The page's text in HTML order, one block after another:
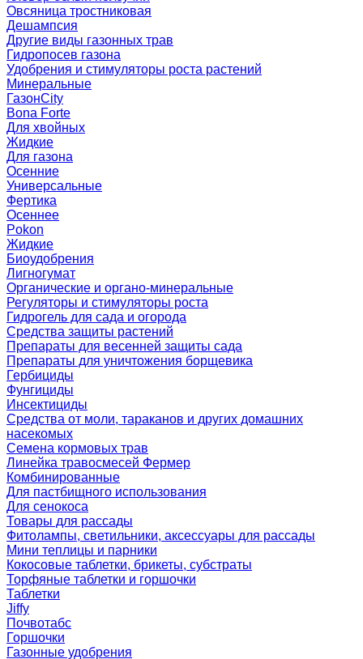
Овсяница тростниковая
Дешампсия
Другие виды газонных трав
Гидропосев газона
Удобрения и стимуляторы роста растений
Минеральные
ГазонCity
Bona Forte
Для хвойных
Жидкие
Для газона
Осенние
Универсальные
Фертика
Осеннее
Pokon
Жидкие
Биоудобрения
Лигногумат
Органические и органо-минеральные
Регуляторы и стимуляторы роста
Гидрогель для сада и огорода
Средства защиты растений
Препараты для весенней защиты сада
Препараты для уничтожения борщевика
Гербициды
Фунгициды
Инсектициды
Средства от моли, тараканов и других домашних
насекомых
Семена кормовых трав
Линейка травосмесей Фермер
Комбинированные
Для пастбищного использования
Для сенокоса
Товары для рассады
Фитолампы, светильники, аксессуары для рассады
Мини теплицы и парники
Кокосовые таблетки, брикеты, субстраты
Торфяные таблетки и горшочки
Таблетки
Jiffy
Почвотабс
Горшочки
Газонные удобрения